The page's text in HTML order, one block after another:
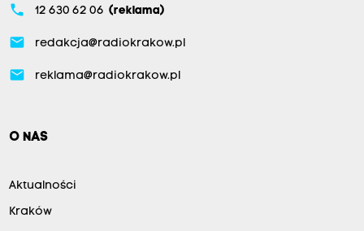
phone 12 630 62 06 (reklama)
email redakcja@radiokrakow.pl
email reklama@radiokrakow.pl
O NAS
Aktualności
Kraków